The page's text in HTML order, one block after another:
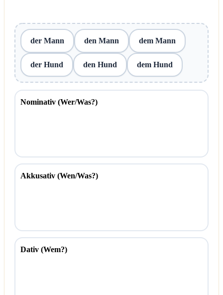
der Mann den Mann dem Mann
der Hund den Hund dem Hund
Nominativ (Wer/Was?)
Akkusativ (Wen/Was?)
Dativ (Wem?)